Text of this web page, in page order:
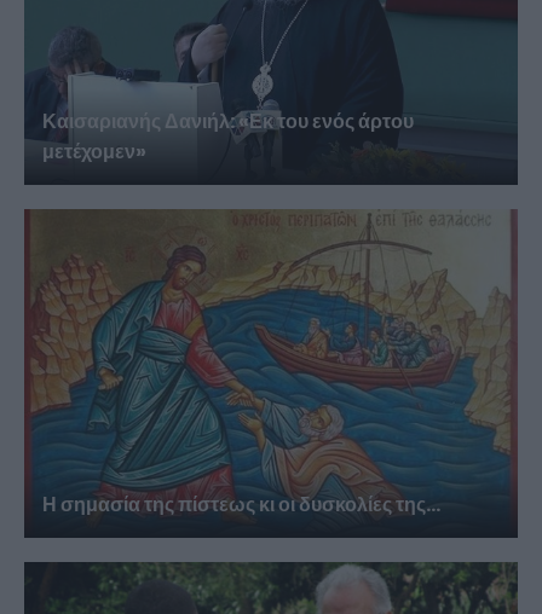
Καισαριανής Δανιήλ: «Εκ του ενός άρτου
μετέχομεν»
Η σημασία της πίστεως κι οι δυσκολίες της...